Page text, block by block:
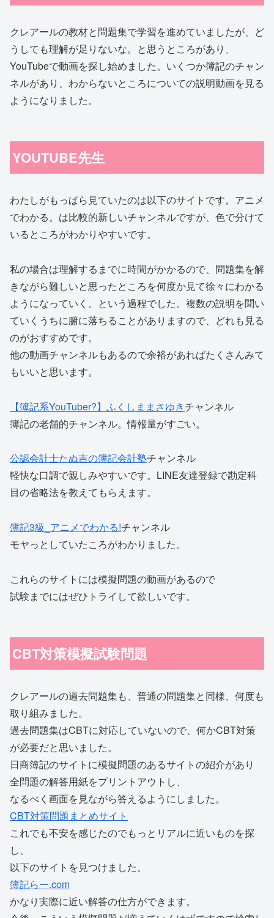
クレアールの教材と問題集で学習を進めていましたが、ど
うしても理解が足りないな。と思うところがあり、
YouTubeで動画を探し始めました。いくつか簿記のチャン
ネルがあり、わからないところについての説明動画を見る
ようになりました。
YOUTUBE先生
わたしがもっぱら見ていたのは以下のサイトです。アニメ
でわかる。は比較的新しいチャンネルですが、色で分けて
いるところがわかりやすいです。
私の場合は理解するまでに時間がかかるので、問題集を解
きながら難しいと思ったところを何度か見て徐々にわかる
ようになっていく。という過程でした。複数の説明を聞い
ていくうちに腑に落ちることがありますので、どれも見る
のがおすすめです。
他の動画チャンネルもあるので余裕があればたくさんみて
もいいと思います。
【簿記系YouTuber?】ふくしままさゆきチャンネル
簿記の老舗的チャンネル。情報量がすごい。
公認会計士たぬ吉の簿記会計塾チャンネル
軽快な口調で親しみやすいです。LINE友達登録で勘定科
目の省略法を教えてもらえます。
簿記3級_アニメでわかる!チャンネル
モヤっとしていたころがわかりました。
これらのサイトには模擬問題の動画があるので
試験までにはぜひトライして欲しいです。
CBT対策模擬試験問題
クレアールの過去問題集も、普通の問題集と同様、何度も
取り組みました。
過去問題集はCBTに対応していないので、何かCBT対策
が必要だと思いました。
日商簿記のサイトに模擬問題のあるサイトの紹介があり
全問題の解答用紙をプリントアウトし、
なるべく画面を見ながら答えるようにしました。
CBT対策問題まとめサイト
これでも不安を感じたのでもっとリアルに近いものを探
し、
以下のサイトを見つけました。
簿記らー.com
かなり実際に近い解答の仕方ができます。